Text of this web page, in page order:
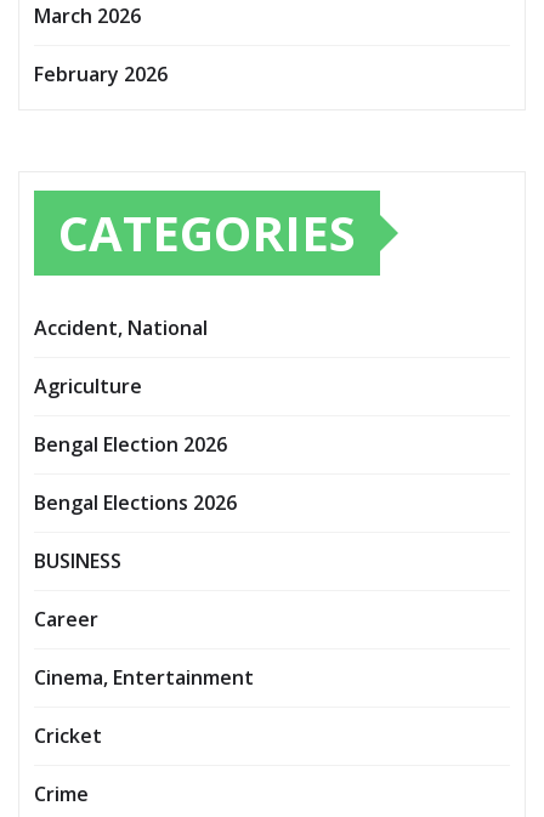
March 2026
February 2026
CATEGORIES
Accident, National
Agriculture
Bengal Election 2026
Bengal Elections 2026
BUSINESS
Career
Cinema, Entertainment
Cricket
Crime